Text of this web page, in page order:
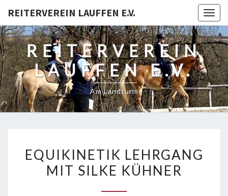
REITERVEREIN LAUFFEN E.V.
REITERVEREIN
LAUFFEN E.V.
Am Landturm
LEHRGANG
MIT
EQUIKINETIK LEHRGANG
MIT SILKE KÜHNER